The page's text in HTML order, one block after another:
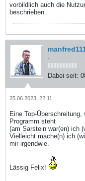
vorbildlich auch die
beschrieben.
Dabei seit:
25.06.2023, 22:11
Eine Top-
Programm steht
(am Sarstein war(en) ich
Vielleicht mache(n) ich
mir irgendwie.
Lässig Felix!